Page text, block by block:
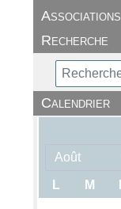
Associations
Recherche
Calendrier